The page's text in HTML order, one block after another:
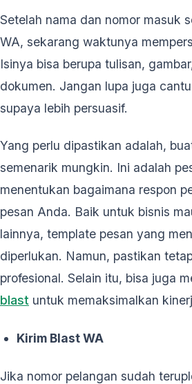
Setelah nama dan nomor masuk
WA, sekarang waktunya
Isinya bisa berupa tulisan,
dokumen. Jangan lupa juga
supaya lebih persuasif.
Yang perlu dipastikan adalah,
semenarik mungkin. Ini adalah
menentukan bagaimana respon
pesan Anda. Baik untuk bisnis
lainnya, template pesan yang
diperlukan. Namun, pastikan
profesional. Selain itu, bisa juga
blast untuk memaksimalkan
Kirim Blast WA
Jika nomor pelangan sudah